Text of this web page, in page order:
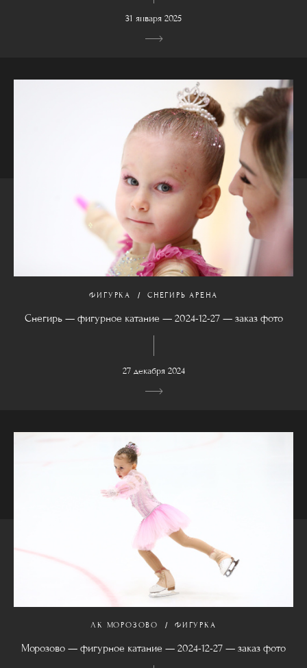
31 января 2025
ФИГУРКА СНЕГИРЬ АРЕНА
Снегирь — фигурное катание — 2024-12-27 — заказ фото
27 декабря 2024
ЛК МОРОЗОВО ФИГУРКА
Морозово — фигурное катание — 2024-12-27 — заказ фото